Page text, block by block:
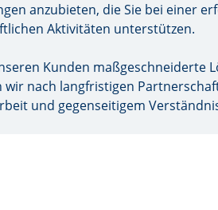
anzubieten, die Sie bei einer
Aktivitäten unterstützen.
Kunden maßgeschneiderte
wir nach langfristigen
und gegenseitigem